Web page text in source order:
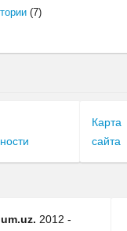
(7)
Карта
сайта
2012 -